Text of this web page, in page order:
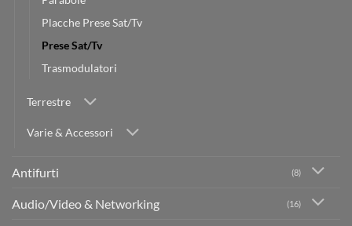
Placche Prese Sat/Tv
Prese Sat/Tv
Trasmodulatori
Terrestre
Varie & Accessori
Antifurti (8)
Audio/Video & Networking (16)